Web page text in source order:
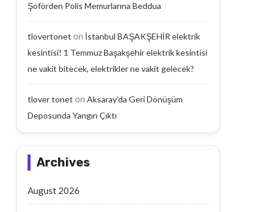
Aksaray’da Geri Dönüşüm
Deposunda Yangın Çıktı
September 18, 2025
Aksaray’da Emekli Maaşı
Yaşlı Adam Arabanın
Şoförden Polis Memurlarına Beddua
tlovertonet on İstanbul BAŞAKŞEHİR elektrik
kesintisi! 1 Temmuz Başakşehir elektrik kesintisi
ne vakit bitecek, elektrikler ne vakit gelecek?
tlover tonet on Aksaray’da Geri Dönüşüm
Deposunda Yangın Çıktı
Archives
August 2026